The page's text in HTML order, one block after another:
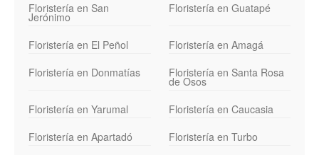
Floristería en San
Jerónimo
Floristería en Guatapé
Floristería en El Peñol
Floristería en Amagá
Floristería en Donmatías
Floristería en Santa Rosa
de Osos
Floristería en Yarumal
Floristería en Caucasia
Floristería en Apartadó
Floristería en Turbo